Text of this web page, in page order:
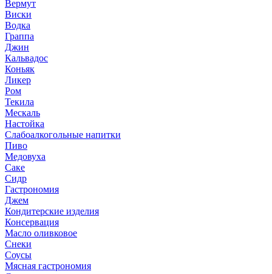
Вермут
Виски
Водка
Граппа
Джин
Кальвадос
Коньяк
Ликер
Ром
Текила
Мескаль
Настойка
Слабоалкогольные напитки
Пиво
Медовуха
Саке
Сидр
Гастрономия
Джем
Кондитерские изделия
Консервация
Масло оливковое
Снеки
Соусы
Мясная гастрономия